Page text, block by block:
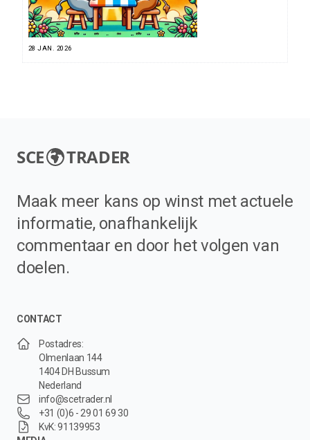
28 JAN. 2026
SCE TRADER
Maak meer kans op winst met actuele
informatie, onafhankelijk
commentaar en door het volgen van
doelen.
CONTACT
Postadres:
Olmenlaan 144
1404 DH Bussum
Nederland
info@scetrader.nl
+31 (0)6 - 29 01 69 30
KvK: 91139953